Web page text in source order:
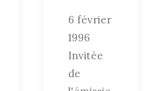
6 février
1996
Invitée
de